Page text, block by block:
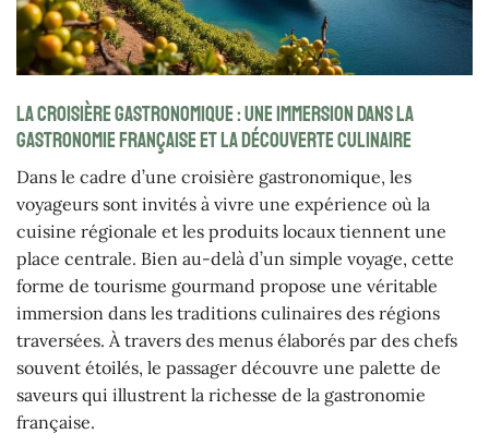
La croisière gastronomique : une immersion dans la
gastronomie française et la découverte culinaire
Dans le cadre d’une croisière gastronomique, les
voyageurs sont invités à vivre une expérience où la
cuisine régionale et les produits locaux tiennent une
place centrale. Bien au-delà d’un simple voyage, cette
forme de tourisme gourmand propose une véritable
immersion dans les traditions culinaires des régions
traversées. À travers des menus élaborés par des chefs
souvent étoilés, le passager découvre une palette de
saveurs qui illustrent la richesse de la gastronomie
française.